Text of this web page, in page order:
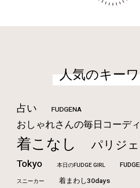
人気のキー
占い FUDGENA
おしゃれさんの毎日コーデ
着こなし パリジ
Tokyo 本日のFUDGE GIRL
スニーカー 着まわし30days